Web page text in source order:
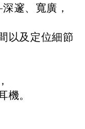
邃、寬廣，
以及定位細節
的耳機。